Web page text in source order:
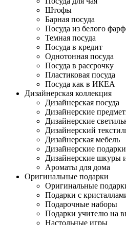
Штофы
Барная посуда
Посуда из белого
Темная посуда
Посуда в кредит
Однотонная посуда
Посуда в рассрочку
Пластиковая посуда
Посуда как в ИКЕА
Дизайнерская коллекция
Дизайнерская посуда
Дизайнерские
Дизайнерские
Дизайнерский
Дизайнерская мебель
Дизайнерские
Дизайнерские шкуры
Ароматы для дома
Оригинальные подарки
Оригинальные
Подарки с
Подарочные наборы
Подарки учителю на
Настольные игры